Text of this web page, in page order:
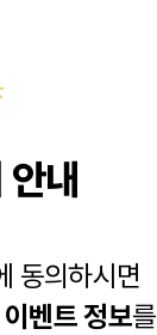
내
동의하시면
이벤트 정보를